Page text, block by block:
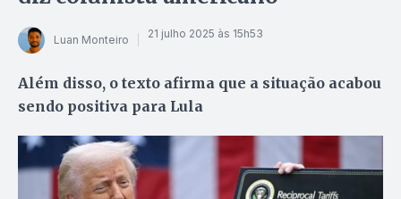
Luan Monteiro 21 julho 2025 às 15h53
Além disso, o texto afirma que a situação acabou
sendo positiva para Lula